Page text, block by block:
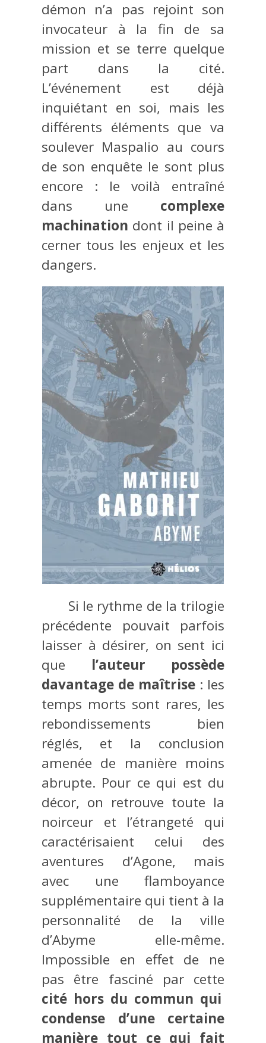
démon n’a pas rejoint son
invocateur à la fin de sa
mission et se terre quelque
part dans la cité.
L’événement est déjà
inquiétant en soi, mais les
différents éléments que va
soulever Maspalio au cours
de son enquête le sont plus
encore : le voilà entraîné
dans une complexe
machination dont il peine à
cerner tous les enjeux et les
dangers.
Si le rythme de la trilogie
précédente pouvait parfois
laisser à désirer, on sent ici
que l’auteur possède
davantage de maîtrise : les
temps morts sont rares, les
rebondissements bien
réglés, et la conclusion
amenée de manière moins
abrupte. Pour ce qui est du
décor, on retrouve toute la
noirceur et l’étrangeté qui
caractérisaient celui des
aventures d’Agone, mais
avec une flamboyance
supplémentaire qui tient à la
personnalité de la ville
d’Abyme elle-même.
Impossible en effet de ne
pas être fasciné par cette
cité hors du commun qui
condense d’une certaine
manière tout ce qui fait